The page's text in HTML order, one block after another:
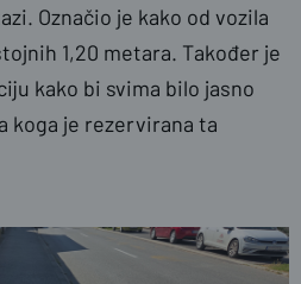
Označio je kako od vozila
1,20 metara. Također je
kako bi svima bilo jasno
koga je rezervirana ta